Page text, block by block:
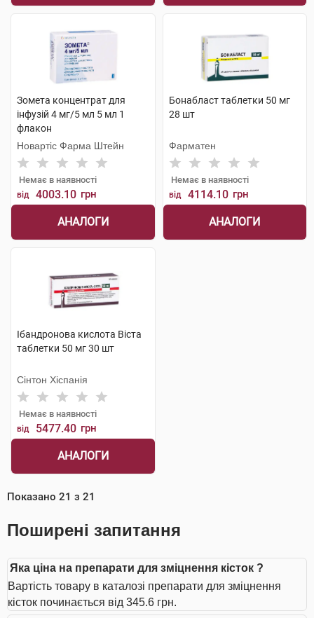
Зомета концентрат для
інфузій 4 мг/5 мл 5 мл 1
флакон
Новартіс Фарма Штейн
Немає в наявності
від 4003.10 грн
АНАЛОГИ
Бонабласт таблетки 50 мг
28 шт
Фарматен
Немає в наявності
від 4114.10 грн
АНАЛОГИ
Ібандронова кислота Віста
таблетки 50 мг 30 шт
Сінтон Хіспанія
Немає в наявності
від 5477.40 грн
АНАЛОГИ
Показано 21 з 21
Поширені запитання
Яка ціна на препарати для зміцнення кісток ?
Вартість товару в каталозі препарати для зміцнення
кісток починається від 345.6 грн.